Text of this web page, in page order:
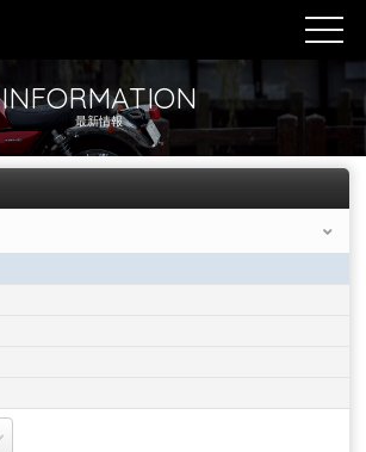
INFORMATION
最新情報